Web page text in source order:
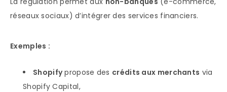
réseaux sociaux) d’intégrer des services financiers.
Exemples :
Shopifypropose des crédits aux merchants via
Shopify Capital,